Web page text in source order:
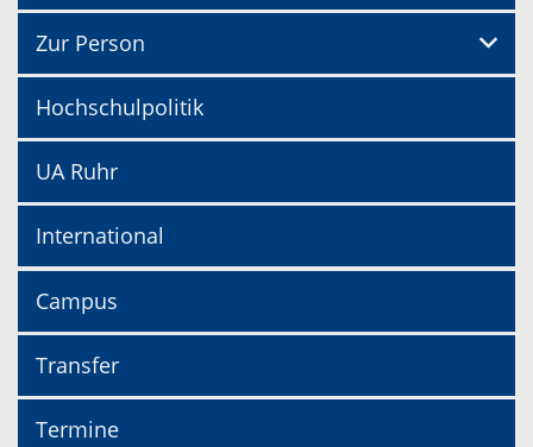
Zur Person
Hochschulpolitik
UA Ruhr
International
Campus
Transfer
Termine